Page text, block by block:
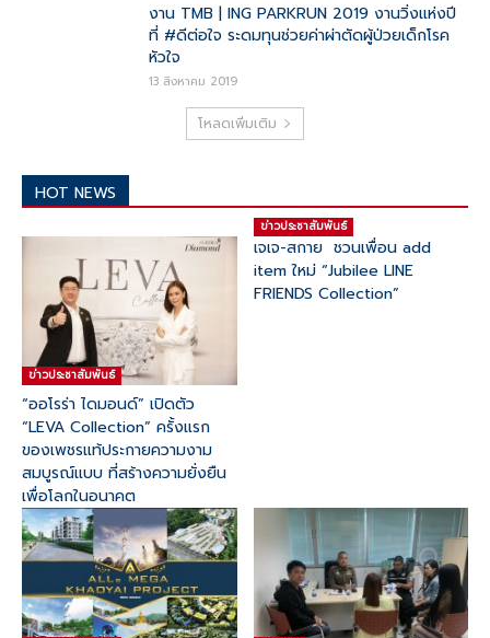
งาน TMB | ING PARKRUN 2019 งานวิ่งแห่งปี
ที่ #ดีต่อใจ ระดมทุนช่วยค่าผ่าตัดผู้ป่วยเด็กโรค
หัวใจ
13 สิงหาคม 2019
โหลดเพิ่มเติม
HOT NEWS
ข่าวประชาสัมพันธ์
“ออโรร่า ไดมอนด์” เปิดตัว
“LEVA Collection” ครั้งแรก
ของเพชรแท้ประกายความงาม
สมบูรณ์แบบ ที่สร้างความยั่งยืน
เพื่อโลกในอนาคต
ข่าวประชาสัมพันธ์
เจเจ-สกาย ชวนเพื่อน add
item ใหม่ “Jubilee LINE
FRIENDS Collection”